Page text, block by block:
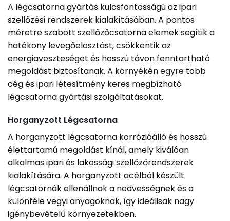
A légcsatorna gyártás kulcsfontosságú az ipari
szellőzési rendszerek kialakításában. A pontos
méretre szabott szellőzőcsatorna elemek segítik a
hatékony levegőelosztást, csökkentik az
energiaveszteséget és hosszú távon fenntartható
megoldást biztosítanak. A környékén egyre több
cég és ipari létesítmény keres megbízható
légcsatorna gyártási szolgáltatásokat.
Horganyzott Légcsatorna
A horganyzott légcsatorna korrózióálló és hosszú
élettartamú megoldást kínál, amely kiválóan
alkalmas ipari és lakossági szellőzőrendszerek
kialakítására. A horganyzott acélból készült
légcsatornák ellenállnak a nedvességnek és a
különféle vegyi anyagoknak, így ideálisak nagy
igénybevételű környezetekben.